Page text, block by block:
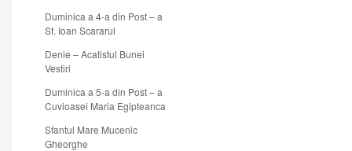
Duminica a 4-a din Post – a
Sf. Ioan Scararul
Denie – Acatistul Bunei
Vestiri
Duminica a 5-a din Post – a
Cuvioasei Maria Egipteanca
Sfantul Mare Mucenic
Gheorghe